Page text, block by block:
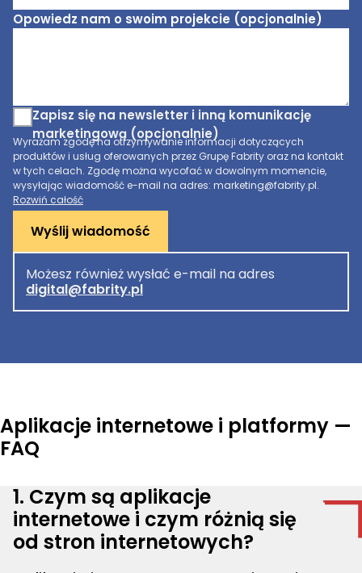
Opowiedz nam o swoim projekcie (opcjonalnie)
Zapisz się na newsletter i inną komunikację
marketingową (opcjonalnie)
Wyrażam zgodę na otrzymywanie informacji dotyczących
produktów i usług oferowanych przez Grupę Fabrity oraz na kontakt
w tych celach. Zgodę można wycofać w dowolnym momencie,
wysyłając wiadomość e-mail na adres: marketing@fabrity.pl.
Rozwiń całość
Wyślij wiadomość
Możesz również wysłać e-mail na adres
digital@fabrity.pl
Aplikacje internetowe i platformy —
FAQ
1. Czym są aplikacje
internetowe i czym różnią się
od stron internetowych?